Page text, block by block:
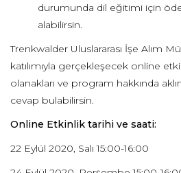
durumunda dil eğitimi için
alabilirsin.
Trenkwalder Uluslararası İşe Alım
katılımıyla gerçekleşecek online
olanakları ve program hakkında
cevap bulabilirsin.
Online Etkinlik tarihi ve saati:
22 Eylül 2020, Salı 15:00-16:00